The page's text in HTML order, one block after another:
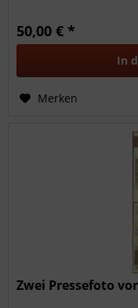
50,00 € *
In
Merken
Zwei Pressefoto